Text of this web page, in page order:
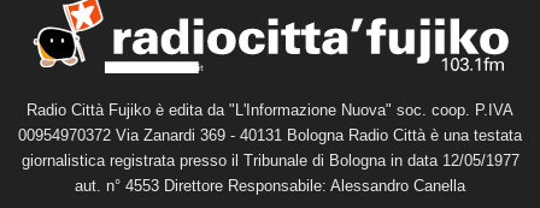
Radio Città Fujiko è edita da "L'Informazione Nuova" soc. coop. P.IVA
00954970372 Via Zanardi 369 - 40131 Bologna Radio Città è una testata
giornalistica registrata presso il Tribunale di Bologna in data 12/05/1977
aut. n° 4553 Direttore Responsabile: Alessandro Canella